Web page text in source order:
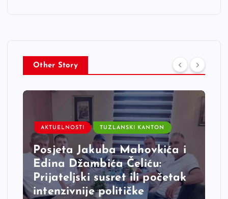
Other Story
AKTUELNOSTI TUZLANSKI KANTON
Posjeta Jakuba Mahovkića i
Edina Džambića Čeliću:
Prijateljski susret ili početak
intenzivnije političke